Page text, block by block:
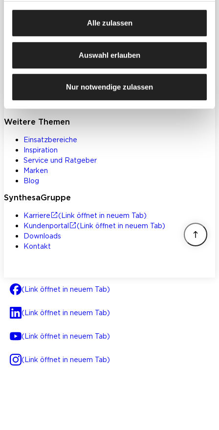
Alle zulassen
Auswahl erlauben
Nur notwendige zulassen
Farben, Lacke & Beschichtungen
Spachtelmassen & Putze
Bodenbeschichtungen
Betoninstandsetzung
Weitere Themen
Einsatzbereiche
Inspiration
Service und Ratgeber
Marken
Blog
SynthesaGruppe
Karriere
(Link öffnet in neuem Tab)
Kundenportal
(Link öffnet in neuem Tab)
Downloads
Kontakt
(Link öffnet in neuem Tab)
(Link öffnet in neuem Tab)
(Link öffnet in neuem Tab)
(Link öffnet in neuem Tab)